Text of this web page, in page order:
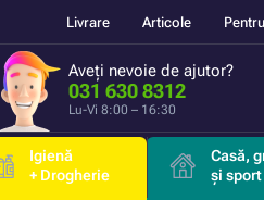
Livrare Articole
Aveți nevoie de ajutor?
031 630 8312
Lu-Vi 8:00 – 16:30
Igienă
+ Drogherie
Casă,
și sport